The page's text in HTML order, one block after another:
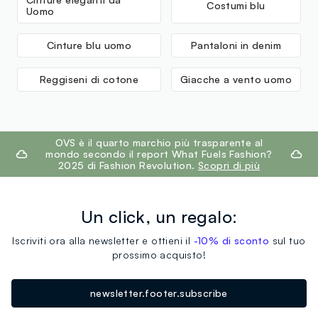
Uomo
Costumi blu
Cinture blu uomo Pantaloni in denim
Reggiseni di cotone Giacche a vento uomo
footer.ariatitleOVS è il quarto marchio più trasparente al
mondo secondo il report What Fuels Fashion?
2025 di Fashion Revolution. Scopri di più
Un click, un regalo:
Iscriviti ora alla newsletter e ottieni il -10% di sconto sul tuo
prossimo acquisto!
newsletter.footer.subscribe